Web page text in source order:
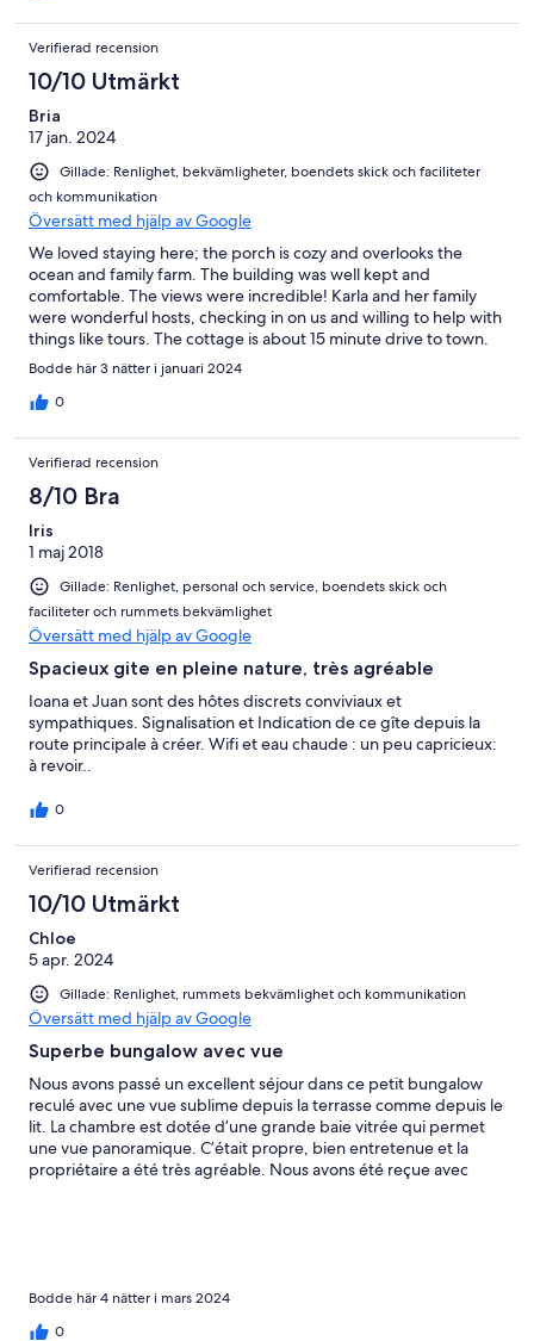
Verifierad recension
10/10 Utmärkt
Bria
17 jan. 2024
Gillade: Renlighet, bekvämligheter, boendets skick och faciliteter
och kommunikation
Översätt med hjälp av Google
We loved staying here; the porch is cozy and overlooks the
ocean and family farm. The building was well kept and
comfortable. The views were incredible! Karla and her family
were wonderful hosts, checking in on us and willing to help with
things like tours. The cottage is about 15 minute drive to town.
We rented a car from the family and had no trouble getting
around. They picked us up and dropped us at the airport too.
Bodde här 3 nätter i januari 2024
0
Verifierad recension
8/10 Bra
Iris
1 maj 2018
Gillade: Renlighet, personal och service, boendets skick och
faciliteter och rummets bekvämlighet
Översätt med hjälp av Google
Spacieux gite en pleine nature, très agréable
Ioana et Juan sont des hôtes discrets conviviaux et
sympathiques. Signalisation et Indication de ce gîte depuis la
route principale à créer. Wifi et eau chaude : un peu capricieux:
à revoir..
0
Verifierad recension
10/10 Utmärkt
Chloe
5 apr. 2024
Gillade: Renlighet, rummets bekvämlighet och kommunikation
Översätt med hjälp av Google
Superbe bungalow avec vue
Nous avons passé un excellent séjour dans ce petit bungalow
reculé avec une vue sublime depuis la terrasse comme depuis le
lit. La chambre est dotée d’une grande baie vitrée qui permet
une vue panoramique. C’était propre, bien entretenue et la
propriétaire a été très agréable. Nous avons été reçue avec
Bodde här 4 nätter i mars 2024
0